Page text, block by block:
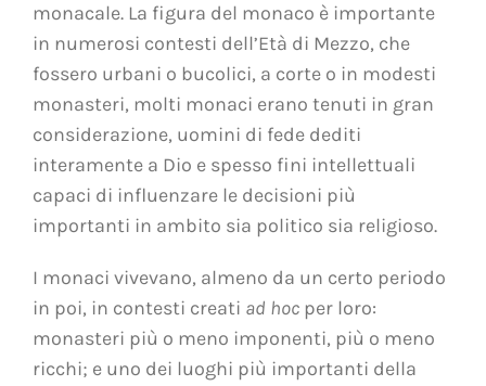
monacale. La figura del monaco è importante
in numerosi contesti dell’Età di Mezzo, che
fossero urbani o bucolici, a corte o in modesti
monasteri, molti monaci erano tenuti in gran
considerazione, uomini di fede dediti
interamente a Dio e spesso fini intellettuali
capaci di influenzare le decisioni più
importanti in ambito sia politico sia religioso.
I monaci vivevano, almeno da un certo periodo
in poi, in contesti creati ad hocper loro:
monasteri più o meno imponenti, più o meno
ricchi; e uno dei luoghi più importanti della